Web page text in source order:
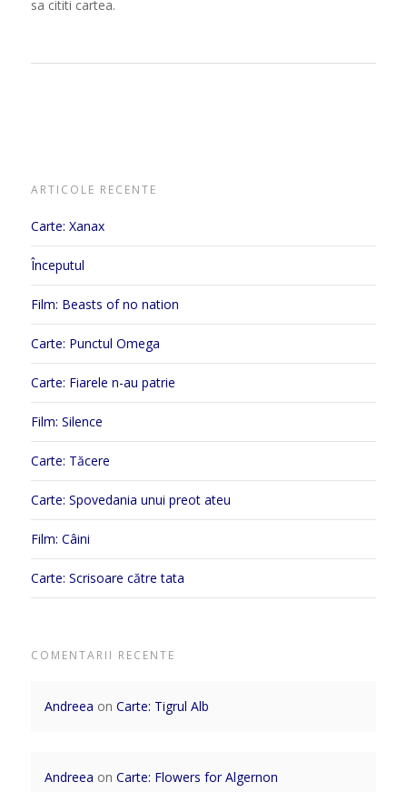
sa cititi cartea.
ARTICOLE RECENTE
Carte: Xanax
Începutul
Film: Beasts of no nation
Carte: Punctul Omega
Carte: Fiarele n-au patrie
Film: Silence
Carte: Tăcere
Carte: Spovedania unui preot ateu
Film: Câini
Carte: Scrisoare către tata
COMENTARII RECENTE
Andreea on Carte: Tigrul Alb
Andreea on Carte: Flowers for Algernon